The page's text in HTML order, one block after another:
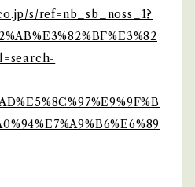
s/ref=nb_sb_noss_1?